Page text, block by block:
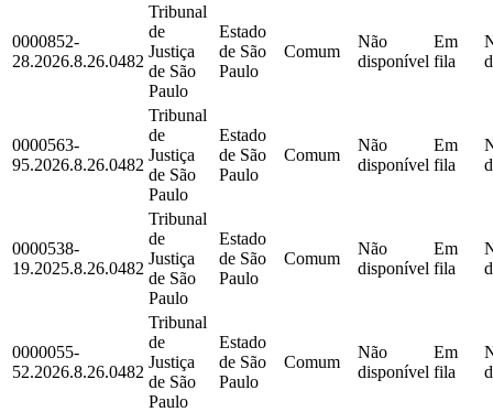
0000852-
28.2026.8.26.0482
Tribunal
de
Justiça
de São
Paulo
Estado
de São
Paulo
Comum
Não
disponível
Em
fila
0000563-
95.2026.8.26.0482
Tribunal
de
Justiça
de São
Paulo
Estado
de São
Paulo
Comum
Não
disponível
Em
fila
0000538-
19.2025.8.26.0482
Tribunal
de
Justiça
de São
Paulo
Estado
de São
Paulo
Comum
Não
disponível
Em
fila
0000055-
52.2026.8.26.0482
Tribunal
de
Justiça
de São
Paulo
Estado
de São
Paulo
Comum
Não
disponível
Em
fila